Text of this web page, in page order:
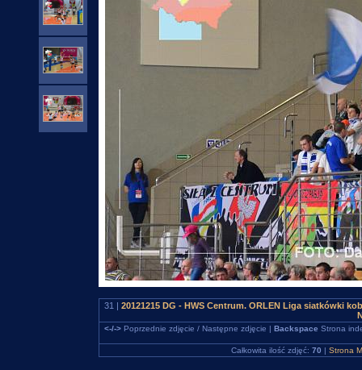
31 | 20121215 DG - HWS Centrum. ORLEN Liga siatkówki
<-/->Poprzednie zdjęcie / Następne zdjęcie | Backspace Strona
Całkowita ilość zdjęć: 70 | Strona